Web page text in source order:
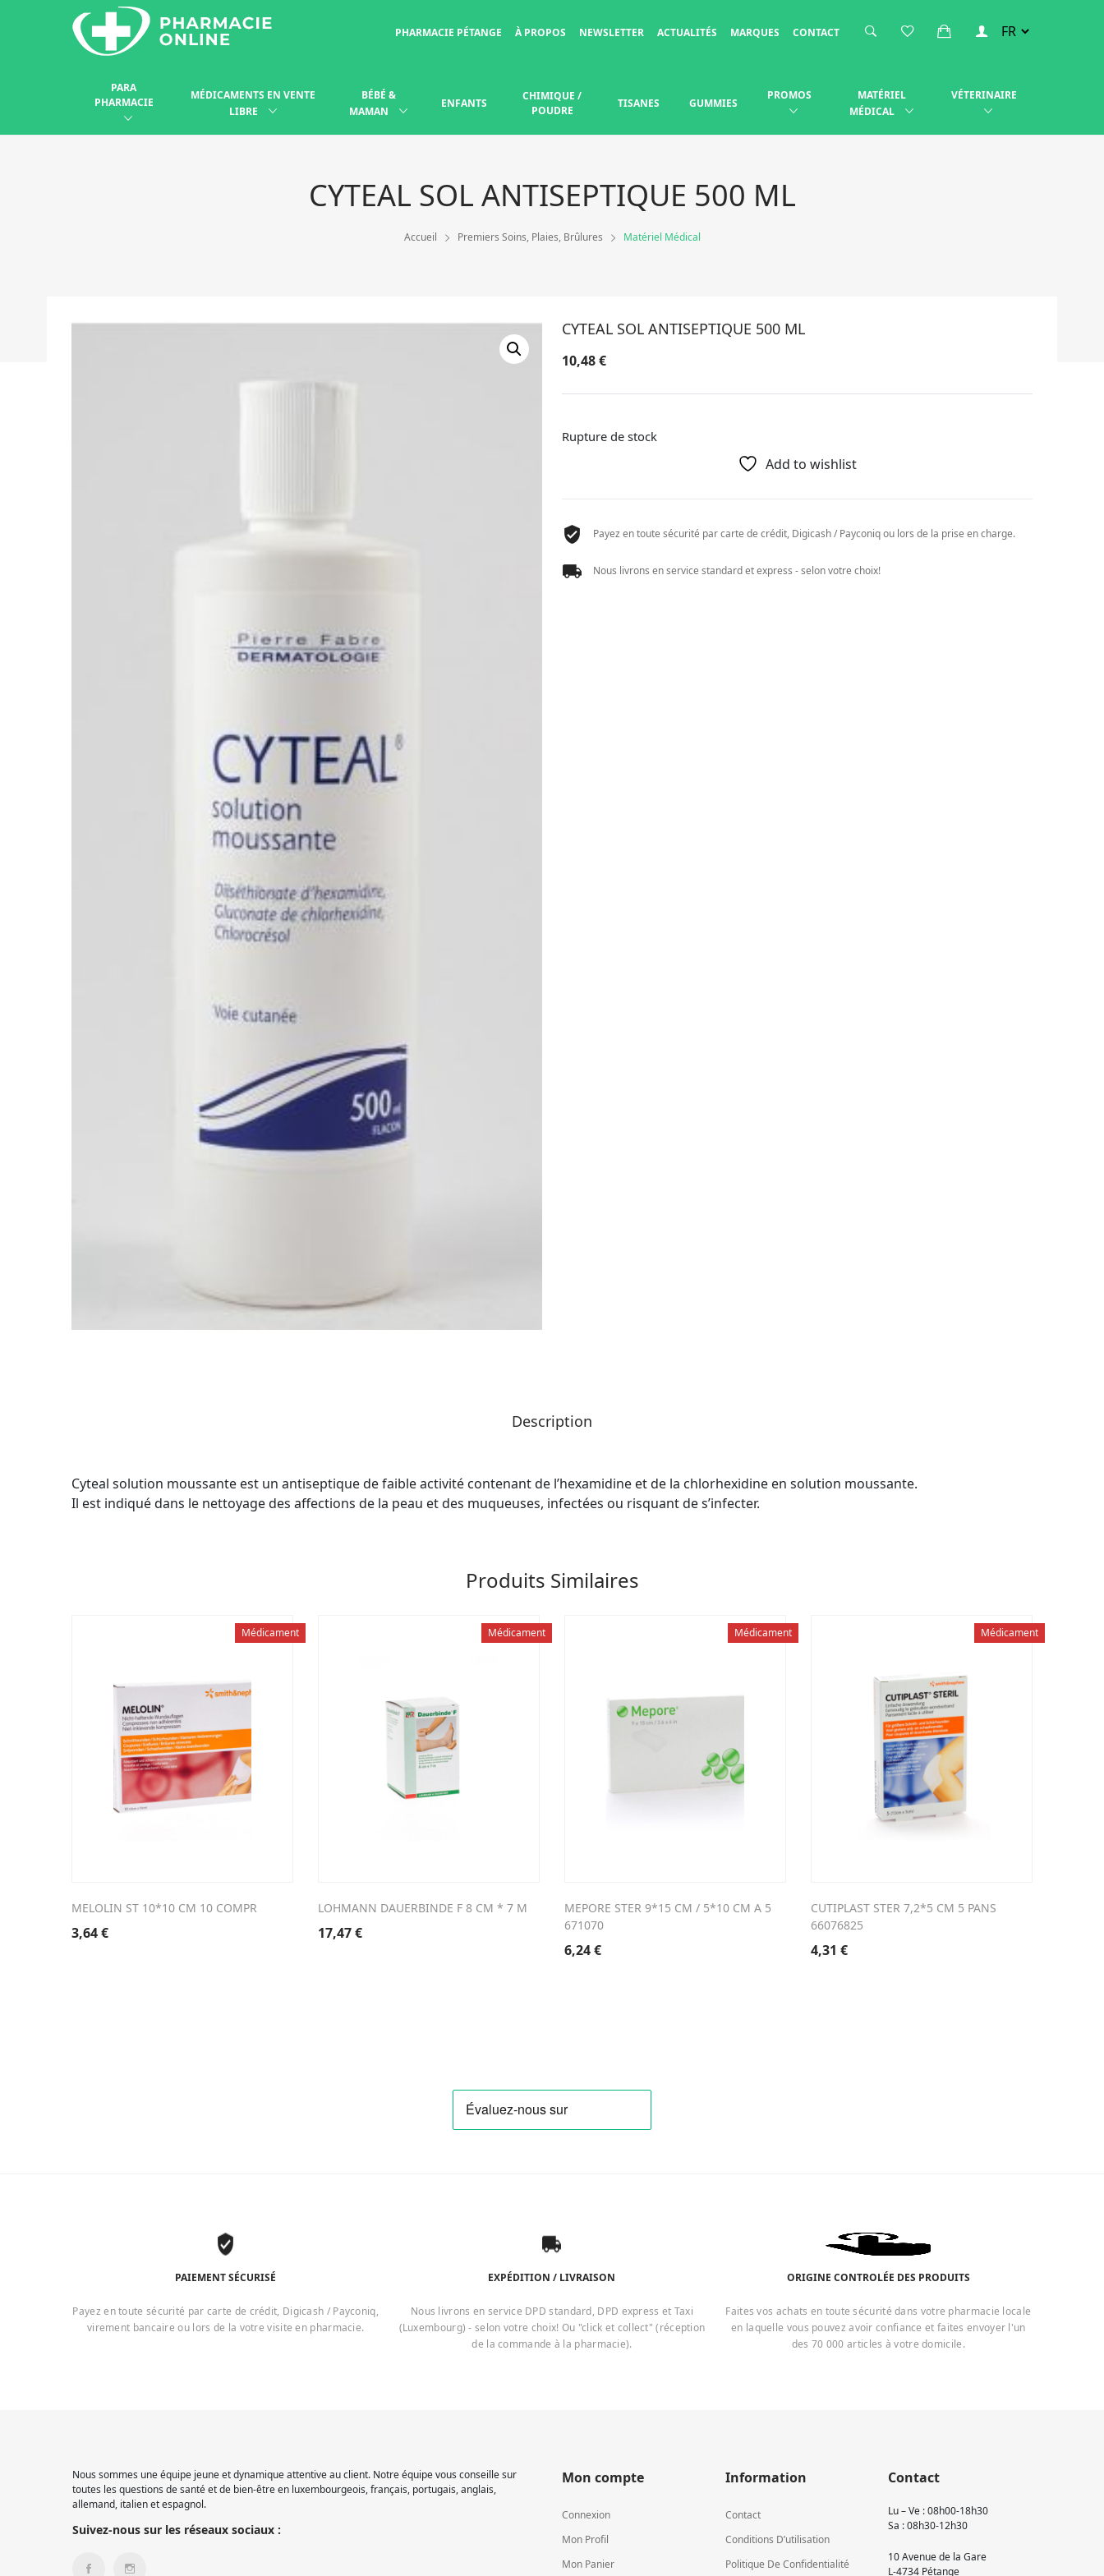
PHARMACIE PÉTANGE À PROPOS NEWSLETTER ACTUALITÉS MARQUES CONTACT
PARA
PHARMACIE
MÉDICAMENTS EN VENTE
LIBRE
BÉBÉ &
MAMAN
ENFANTS
CHIMIQUE /
POUDRE
TISANES GUMMIES
PROMOS
MATÉRIEL
MÉDICAL
VÉTERINAIRE
CYTEAL SOL ANTISEPTIQUE 500 ML
Accueil Premiers Soins, Plaies, Brûlures Matériel Médical
CYTEAL SOL ANTISEPTIQUE 500 ML
10,48€
Rupture de stock
Add to wishlist
Payez en toute sécurité par carte de crédit, Digicash / Payconiq ou lors de la prise en charge.
Nous livrons en service standard et express - selon votre choix!
Description
Cyteal solution moussante est un antiseptique de faible activité contenant de l’hexamidine et de la chlorhexidine en solution moussante.
Il est indiqué dans le nettoyage des affections de la peau et des muqueuses, infectées ou risquant de s’infecter.
Produits Similaires
Médicament
MELOLIN ST 10*10 CM 10 COMPR
3,64€
Médicament
LOHMANN DAUERBINDE F 8 CM * 7 M
17,47€
Médicament
MEPORE STER 9*15 CM / 5*10 CM A 5
671070
6,24€
Médicament
CUTIPLAST STER 7,2*5 CM 5 PANS
66076825
4,31 €
PAIEMENT SÉCURISÉ
Payez en toute sécurité par carte de crédit, Digicash / Payconiq,
virement bancaire ou lors de la votre visite en pharmacie.
EXPÉDITION / LIVRAISON
Nous livrons en service DPD standard, DPD express et Taxi
(Luxembourg) - selon votre choix! Ou "click et collect" (réception
de la commande à la pharmacie).
ORIGINE CONTROLÉE DES PRODUITS
Faites vos achats en toute sécurité dans votre pharmacie locale
en laquelle vous pouvez avoir confiance et faites envoyer l'un
des 70 000 articles à votre domicile.
Nous sommes une équipe jeune et dynamique attentive au client. Notre équipe vous conseille sur
toutes les questions de santé et de bien-être en luxembourgeois, français, portugais, anglais,
allemand, italien et espagnol.
Suivez-nous sur les réseaux sociaux :
Mon compte
Connexion
Mon Profil
Mon Panier
Information
Contact
Conditions D’utilisation
Politique De Confidentialité
Contact
Lu – Ve : 08h00-18h30
Sa : 08h30-12h30
10 Avenue de la Gare
L-4734 Pétange